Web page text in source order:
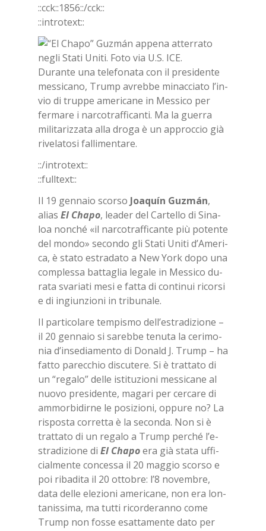
::cck::1856::/​cck::
::in­tro­text::
Du­ran­te una te­le­fo­na­ta con il pre­si­den­te
mes­si­ca­no, Trump avreb­be mi­nac­cia­to l’in­
vio di trup­pe ame­ri­ca­ne in Mes­si­co per
fer­ma­re i nar­co­traf­fi­can­ti. Ma la guer­ra
mi­li­ta­riz­za­ta alla dro­ga è un ap­proc­cio già
ri­ve­la­to­si fal­li­men­ta­re.
::/in­tro­text::
::full­text::
Il 19 gen­na­io scor­so Joa­quín Gu­z­mán,
alias El Cha­po, lea­der del Car­tel­lo di Si­na­
loa non­ché «il nar­co­traf­fi­can­te più po­ten­te
del mon­do» se­con­do gli Sta­ti Uni­ti d’A­me­ri­
ca, è sta­to estra­da­to a New York dopo una
com­ples­sa bat­ta­glia le­ga­le in Mes­si­co du­
ra­ta sva­ria­ti mesi e fat­ta di con­ti­nui ri­cor­si
e di in­giun­zio­ni in tri­bu­na­le.
Il par­ti­co­la­re tem­pi­smo del­l’e­stra­di­zio­ne –
il 20 gen­na­io si sa­reb­be te­nu­ta la ce­ri­mo­
nia d’in­se­dia­men­to di Do­nald J. Trump – ha
fat­to pa­rec­chio di­scu­te­re. Si è trat­ta­to di
un “re­ga­lo” del­le isti­tu­zio­ni mes­si­ca­ne al
nuo­vo pre­si­den­te, ma­ga­ri per cer­ca­re di
am­mor­bi­dir­ne le po­si­zio­ni, op­pu­re no? La
ri­spo­sta cor­ret­ta è la se­con­da. Non si è
trat­ta­to di un re­ga­lo a Trump per­ché l’e­
stra­di­zio­ne di El Cha­poera già sta­ta uf­fi­
cial­men­te con­ces­sa il 20 mag­gio scor­so e
poi ri­ba­di­ta il 20 ot­to­bre: l’8 no­vem­bre,
data del­le ele­zio­ni ame­ri­ca­ne, non era lon­
ta­nis­si­ma, ma tut­ti ri­cor­de­ran­no come
Trump non fos­se esat­ta­men­te dato per